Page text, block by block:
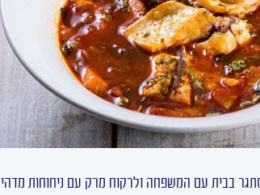
בבית עם המשפחה ולרקוח מרק עם ניחוחות